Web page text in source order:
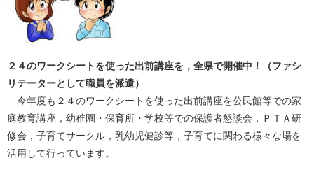
２４のワークシートを使った出前講座を，全県で開催中！
（ファシ
リテーターとして職員を派遣）
今年度も２４のワークシートを使った出前講座を公民館等での家
庭教育講座，幼稚園・保育所・学校等での保護者懇談会，ＰＴＡ研
修会，子育てサークル，乳幼児健診等，子育てに関わる様々な場を
活用して行っています。